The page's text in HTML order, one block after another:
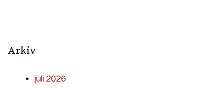
Arkiv
juli 2026